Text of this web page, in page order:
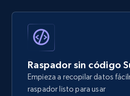
Raspador sin código
Empieza a recopilar datos
raspador listo para usar